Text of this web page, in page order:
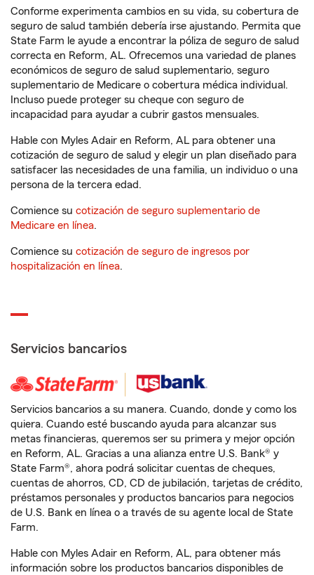
Conforme experimenta cambios en su vida, su cobertura de
seguro de salud también debería irse ajustando. Permita que
State Farm le ayude a encontrar la póliza de seguro de salud
correcta en Reform, AL. Ofrecemos una variedad de planes
económicos de seguro de salud suplementario, seguro
suplementario de Medicare o cobertura médica individual.
Incluso puede proteger su cheque con seguro de
incapacidad para ayudar a cubrir gastos mensuales.
Hable con Myles Adair en Reform, AL para obtener una
cotización de seguro de salud y elegir un plan diseñado para
satisfacer las necesidades de una familia, un individuo o una
persona de la tercera edad.
Comience su cotización de seguro suplementario de
Medicare en línea.
Comience su cotización de seguro de ingresos por
hospitalización en línea.
Servicios bancarios
Servicios bancarios a su manera. Cuando, donde y como los
quiera. Cuando esté buscando ayuda para alcanzar sus
metas financieras, queremos ser su primera y mejor opción
en Reform, AL. Gracias a una alianza entre U.S. Bank® y
State Farm®, ahora podrá solicitar cuentas de cheques,
cuentas de ahorros, CD, CD de jubilación, tarjetas de crédito,
préstamos personales y productos bancarios para negocios
de U.S. Bank en línea o a través de su agente local de State
Farm.
Hable con Myles Adair en Reform, AL, para obtener más
información sobre los productos bancarios disponibles de